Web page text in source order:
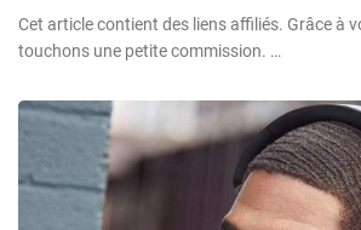
Cet article contient des liens affiliés. Grâce à
touchons une petite commission. …